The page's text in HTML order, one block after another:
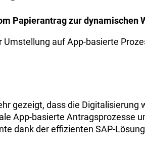
Papierantrag zur dynamischen
Umstellung auf App-basierte
gezeigt, dass die
App-basierte Antragsprozes­se
dank der effizienten SAP-